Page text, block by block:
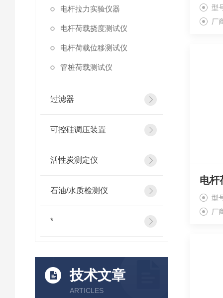
电杆拉力实验仪器
电杆荷载挠度测试仪
电杆荷载位移测试仪
管桩荷载测试仪
过滤器
可控硅调压装置
活性炭测定仪
石油/水质检测仪
*
技术文章
ARTICLES
型
厂
电杆
型
厂